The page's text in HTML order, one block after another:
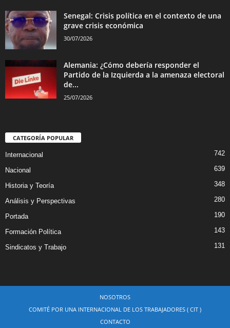
Senegal: Crisis política en el contexto de una
grave crisis económica
30/07/2026
Alemania: ¿Cómo debería responder el
Partido de la Izquierda a la amenaza electoral
de...
25/07/2026
CATEGORÍA POPULAR
Internacional 742
Nacional 639
Historia y Teoría 348
Análisis y Perspectivas 280
Portada 190
Formación Política 143
Sindicatos y Trabajo 131
NOSOTROS
COMITÉ POR UNA INTERNACIONAL DE LOS TRABAJADORES ( CIT )
CONTACTO